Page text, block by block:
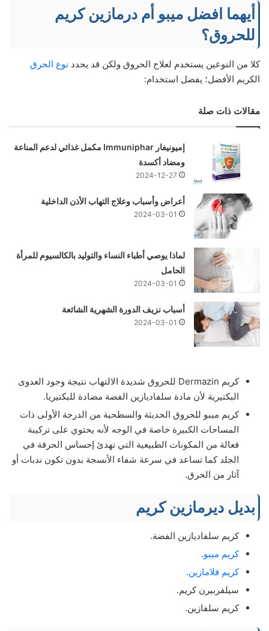
أيهما افضل ميبو أم درمازين كريم
للحروق؟
كلا من النوعين يستخدم لعلاج الحروق ولكن قد يحدد نوع الحرق
الكريم الأفضل؛ يفضل استخدام:
مقالات ذات صلة
إميونيفار Immuniphar مكمل غذائي لدعم المناعة
ومضاد أكسدة
2024-12-27
أعراض وأسباب وعلاج التهاب الأذن الداخلية
2024-03-01
لماذا يوصي أطباء النساء والتوليد بالكالسيوم للمرأة
الحامل
2024-03-01
أسباب نزيف الدورة الشهرية الشائعة
2024-03-01
كريم Dermazin للحروق شديدة الالتهاب نتيجة وجود العدوى
البكتيرية لأن مادة سلفاديازين الفضة مضادة للبكتيريا.
كريم ميبو للحروق الحديثة والسطحية من الدرجة الأولى ذات
المساحات الكبيرة خاصة في الوجه لأنه يحتوي على تركيبة
فعالة من المكونات الطبيعية التي تهدئ إحساس الحرقة في
الجلد كما تساعد في سرعة شفاء الأنسجة بدون تكون ندبات أو
آثار من الحرق.
بديل ديرمازين كريم
كريم سلفاديازين الفضة.
كريم ميبو.
كريم فلامازين.
سيلفربيرن كريم.
كريم سلفازين.